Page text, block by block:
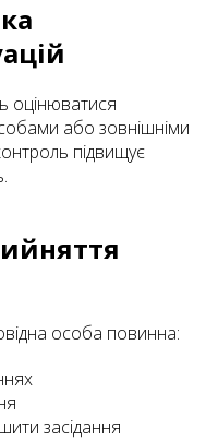
оцінюватися
або зовнішніми
підвищує
особа повинна:
засідання